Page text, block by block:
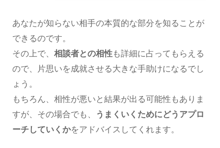
あなたが知らない相手の本質的な部分を知ることが
できるのです。
その上で、 相談者との相性も詳細に占ってもらえる
ので、片思いを成就させる大きな手助けになるでし
ょう。
もちろん、相性が悪いと結果が出る可能性もありま
すが、その場合でも、
うまくいくためにどうアプロ
ーチしていくかをアドバイスしてくれます。